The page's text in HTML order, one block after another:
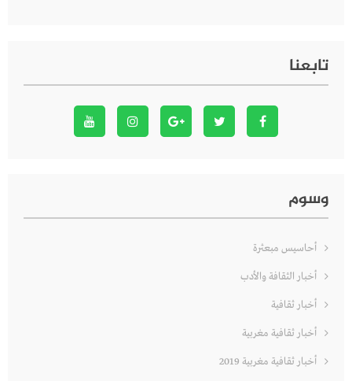
تابعنا
وسوم
أحاسيس مبعثرة
أخبار الثقافة والأدب
أخبار ثقافية
أخبار ثقافية مغربية
أخبار ثقافية مغربية 2019